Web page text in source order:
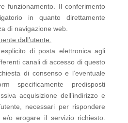
funzionamento. Il conferimento
in quanto direttamente
di navigazione web.
dall’utente.
di posta elettronica agli
canali di accesso di questo
di consenso e l’eventuale
specificamente predisposti
acquisizione dell’indirizzo e
necessari per rispondere
o erogare il servizio richiesto.